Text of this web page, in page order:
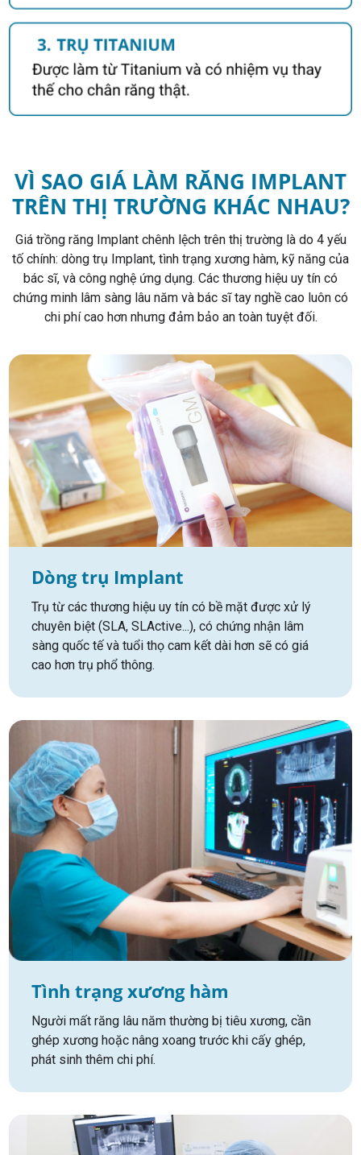
VÌ SAO GIÁ LÀM RĂNG IMPLANT
TRÊN THỊ TRƯỜNG KHÁC NHAU?
Giá trồng răng Implant chênh lệch trên thị trường là do 4 yếu
tố chính: dòng trụ Implant, tình trạng xương hàm, kỹ năng của
bác sĩ, và công nghệ ứng dụng. Các thương hiệu uy tín có
chứng minh lâm sàng lâu năm và bác sĩ tay nghề cao luôn có
chi phí cao hơn nhưng đảm bảo an toàn tuyệt đối.
Dòng trụ Implant
Trụ từ các thương hiệu uy tín có bề mặt được xử lý
chuyên biệt (SLA, SLActive...), có chứng nhận lâm
sàng quốc tế và tuổi thọ cam kết dài hơn sẽ có giá
cao hơn trụ phổ thông.
Tình trạng xương hàm
Người mất răng lâu năm thường bị tiêu xương, cần
ghép xương hoặc nâng xoang trước khi cấy ghép,
phát sinh thêm chi phí.